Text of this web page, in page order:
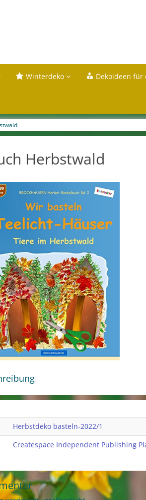
Winterdeko Dekoideen für
Herbstwald
Herbstdeko basteln-2022/1
Createspace Independent Publishing